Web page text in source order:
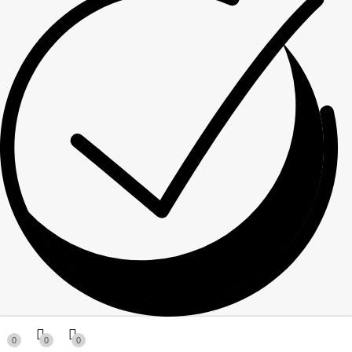
0 0 0
Спасибо за ваше сообщение! Мы свяжемся с вами в
ближайшее время!